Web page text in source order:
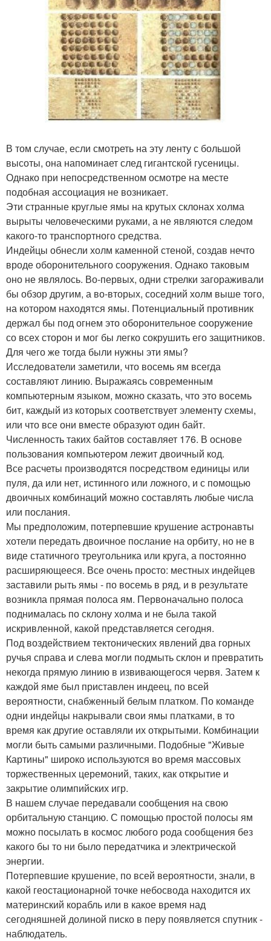
В том случае, если смотреть на эту ленту с большой
высоты, она напоминает след гигантской гусеницы.
Однако при непосредственном осмотре на месте
подобная ассоциация не возникает.
Эти странные круглые ямы на крутых склонах холма
вырыты человеческими руками, а не являются следом
какого-то транспортного средства.
Индейцы обнесли холм каменной стеной, создав нечто
вроде оборонительного сооружения. Однако таковым
оно не являлось. Во-первых, одни стрелки загораживали
бы обзор другим, а во-вторых, соседний холм выше того,
на котором находятся ямы. Потенциальный противник
держал бы под огнем это оборонительное сооружение
со всех сторон и мог бы легко сокрушить его защитников.
Для чего же тогда были нужны эти ямы?
Исследователи заметили, что восемь ям всегда
составляют линию. Выражаясь современным
компьютерным языком, можно сказать, что это восемь
бит, каждый из которых соответствует элементу схемы,
или что все они вместе образуют один байт.
Численность таких байтов составляет 176. В основе
пользования компьютером лежит двоичный код.
Все расчеты производятся посредством единицы или
пуля, да или нет, истинного или ложного, и с помощью
двоичных комбинаций можно составлять любые числа
или послания.
Мы предположим, потерпевшие крушение астронавты
хотели передать двоичное послание на орбиту, но не в
виде статичного треугольника или круга, а постоянно
расширяющееся. Все очень просто: местных индейцев
заставили рыть ямы - по восемь в ряд, и в результате
возникла прямая полоса ям. Первоначально полоса
поднималась по склону холма и не была такой
искривленной, какой представляется сегодня.
Под воздействием тектонических явлений два горных
ручья справа и слева могли подмыть склон и превратить
некогда прямую линию в извивающегося червя. Затем к
каждой яме был приставлен индеец, по всей
вероятности, снабженный белым платком. По команде
одни индейцы накрывали свои ямы платками, в то
время как другие оставляли их открытыми. Комбинации
могли быть самыми различными. Подобные "Живые
Картины" широко используются во время массовых
торжественных церемоний, таких, как открытие и
закрытие олимпийских игр.
В нашем случае передавали сообщения на свою
орбитальную станцию. С помощью простой полосы ям
можно посылать в космос любого рода сообщения без
какого бы то ни было передатчика и электрической
энергии.
Потерпевшие крушение, по всей вероятности, знали, в
какой геостационарной точке небосвода находится их
материнский корабль или в какое время над
сегодняшней долиной писко в перу появляется спутник -
наблюдатель.